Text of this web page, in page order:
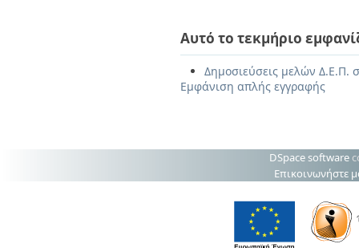
Αυτό το τεκμήριο
Δημοσιεύσεις μελών Δ.Ε.Π.
Εμφάνιση απλής εγγραφής
DSpace software
Επικοινωνήστε